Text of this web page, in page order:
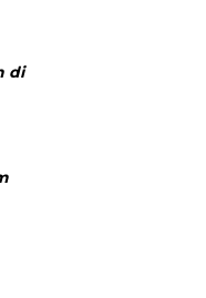
di